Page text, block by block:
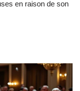
en raison de son